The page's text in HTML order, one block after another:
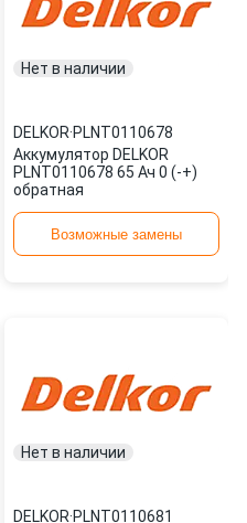
Нет в наличии
DELKOR·PLNT0110678
Аккумулятор DELKOR
PLNT0110678 65 Ач 0 (-+)
обратная
Возможные замены
Нет в наличии
DELKOR·PLNT0110681